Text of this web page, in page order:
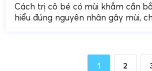
Cách trị cô bé có mùi khắm cần
hiểu đúng nguyên nhân gây mùi,
1 2